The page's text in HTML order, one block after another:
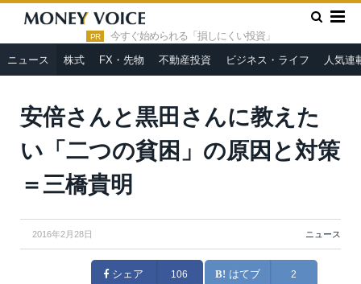
PR 今すぐ始められる「損しにくい投資」
ニュース 株式 FX・先物 不動産投資 ビジネス・ライフ 人気連
HOME » ニュース »
安倍さんと黒田さんに教えたい「二つの貧
困」の原因と対策＝三橋貴明
From首相官邸／Wikimedia Commons
安倍さんと黒田さんに教えた
い「二つの貧困」の原因と対策
＝三橋貴明
2016年2月28日 ニュース
シェア 106 はてブ 2